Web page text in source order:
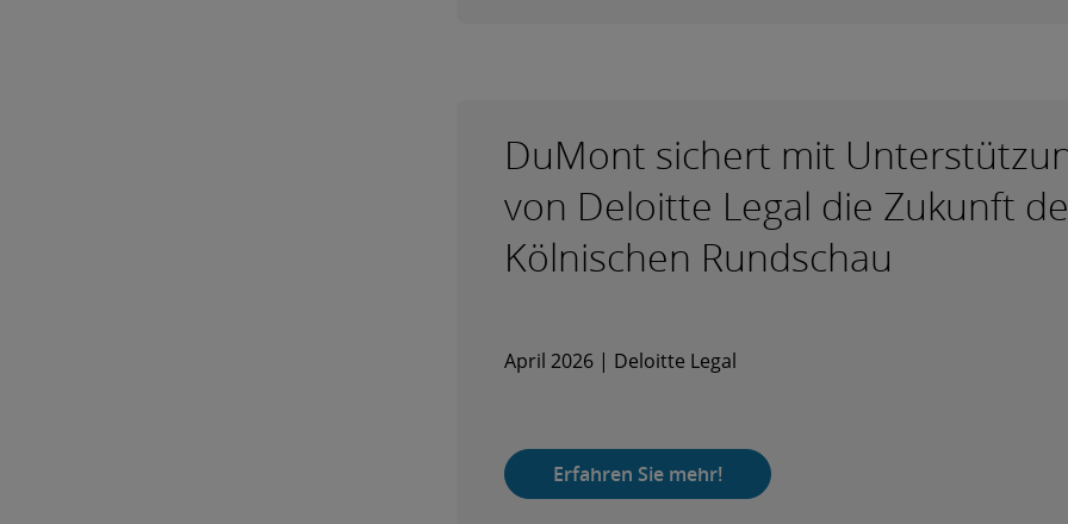
DuMont sichert mit
von Deloitte Legal die Zukunft
Kölnischen Rundschau
April 2026 | Deloitte Legal
Erfahren Sie mehr!